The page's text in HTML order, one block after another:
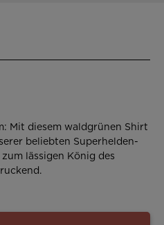
Mit diesem waldgrünen Shirt
beliebten Superhelden-
lässigen König des